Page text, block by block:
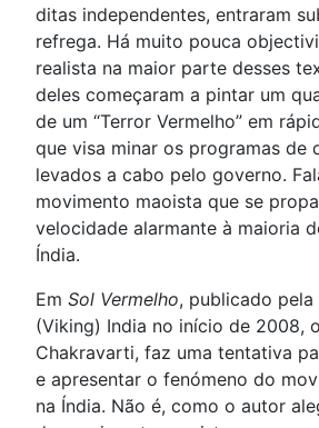
ditas independentes, entraram
refrega. Há muito pouca
realista na maior parte desses
deles começaram a pintar um
de um “Terror Vermelho” em
que visa minar os programas de
levados a cabo pelo governo.
movimento maoista que se
velocidade alarmante à maioria
Índia.
Em Sol Vermelho, publicado
(Viking) India no início de 2008,
Chakravarti, faz uma tentativa
e apresentar o fenómeno do
na Índia. Não é, como o autor